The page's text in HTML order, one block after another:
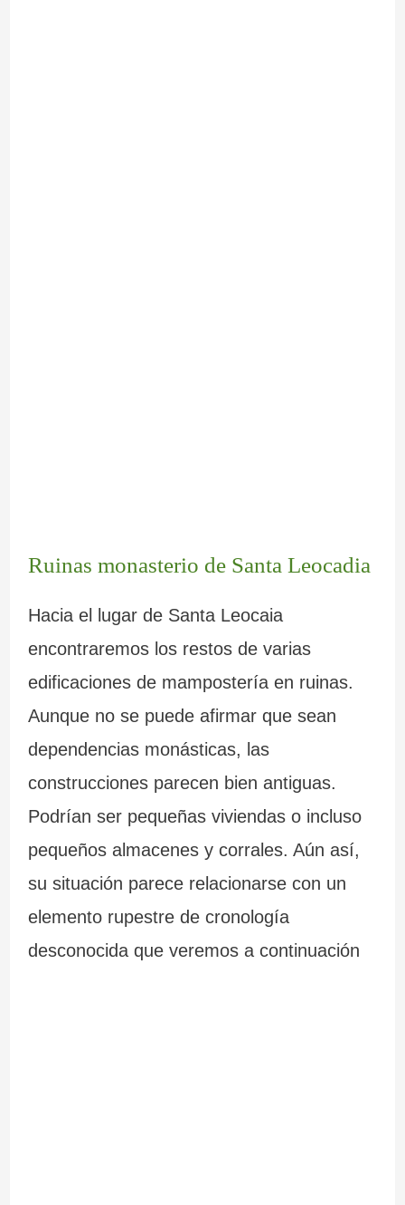
Ruinas monasterio de Santa Leocadia
Hacia el lugar de Santa Leocaia
encontraremos los restos de varias
edificaciones de mampostería en ruinas.
Aunque no se puede afirmar que sean
dependencias monásticas, las
construcciones parecen bien antiguas.
Podrían ser pequeñas viviendas o incluso
pequeños almacenes y corrales. Aún así,
su situación parece relacionarse con un
elemento rupestre de cronología
desconocida que veremos a continuación